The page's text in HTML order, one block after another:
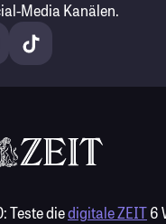
Media Kanälen.
Teste diedigitale ZEIT6